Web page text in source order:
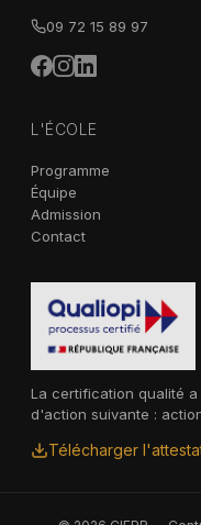
09 72 15 89 97
L'ÉCOLE
Programme
Équipe
Admission
Contact
La certification qualité
d'action suivante :
Télécharger